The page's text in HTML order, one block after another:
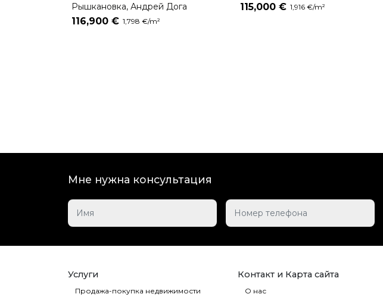
Рышкановка, Андрей Дога
116,900 € 1,798 €/m²
115,000 € 1,916 €/m²
Мне нужна консультация
Услуги
Продажа-покупка недвижимости
Контакт и Карта сайта
О нас